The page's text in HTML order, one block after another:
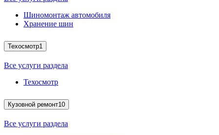
Шиномонтаж автомобиля
Хранение шин
Техосмотр1
Все услуги раздела
Техосмотр
Кузовной ремонт10
Все услуги раздела